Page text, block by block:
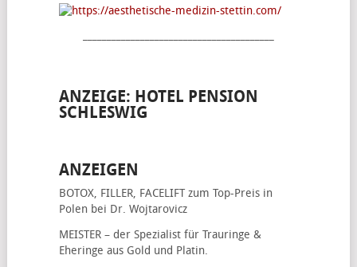
ANZEIGE: HOTEL PENSION
SCHLESWIG
ANZEIGEN
BOTOX, FILLER, FACELIFTzum Top-Preis in
Polen bei Dr. Wojtarovicz
MEISTER – der Spezialist für Trauringe &
Eheringe aus Gold und Platin.